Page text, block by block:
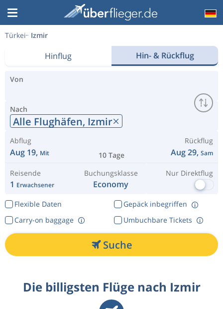
Türkei Izmir
Hinflug Hin- & Rückflug
Von
Nach
Alle Flughäfen, Izmir
Abflug
Aug 19, Mit 10 Tage
Rückflug
Aug 29, Sam
Reisende
1 Erwachsener
Buchungsklasse
Economy
Nur Direktflug
Flexible Daten
Gepäck inbegriffen
Umbuchbare Tickets
Carry-on baggage
Suche
Die billigsten Flüge nach Izmir